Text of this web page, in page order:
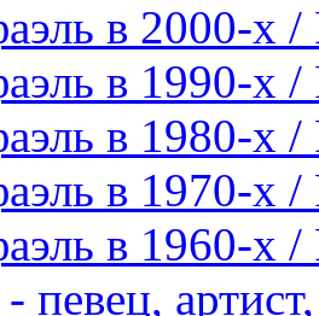
в 2000-х /
в 1990-х /
в 1980-х /
в 1970-х /
в 1960-х /
певец,